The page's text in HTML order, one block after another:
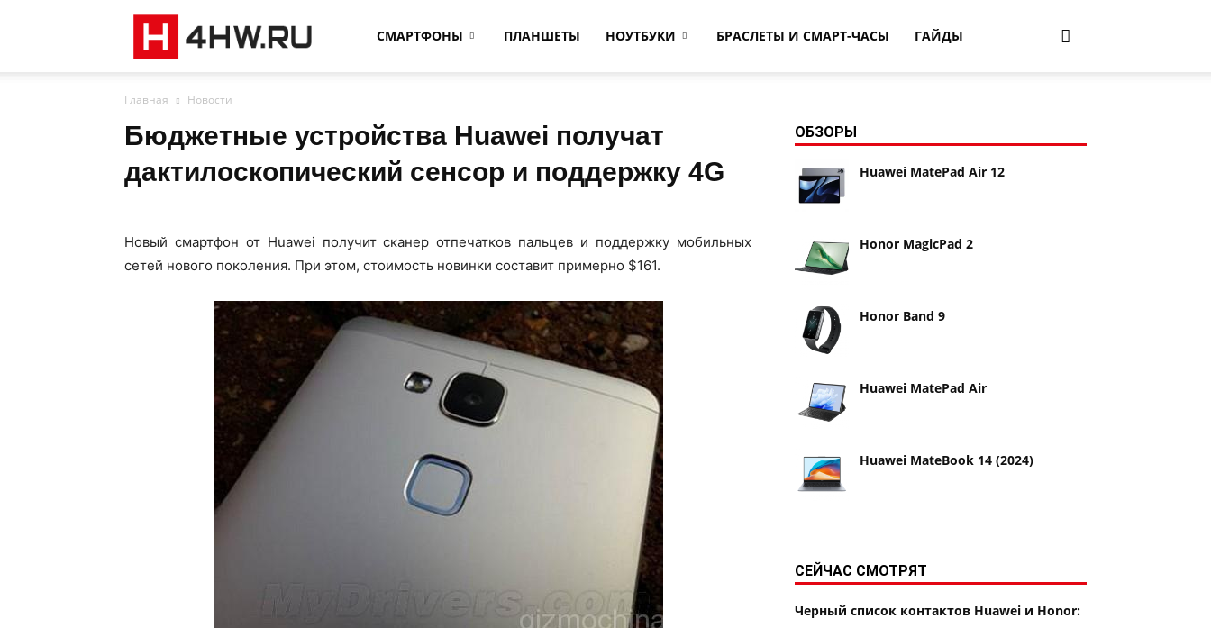
СМАРТФОНЫ ПЛАНШЕТЫ НОУТБУКИ БРАСЛЕТЫ И СМАРТ-ЧАСЫ ГАЙДЫ
Главная Новости
Бюджетные устройства Huawei получат
дактилоскопический сенсор и поддержку 4G
Новый смартфон от Huawei получит сканер отпечатков пальцев и поддержку мобильных
сетей нового поколения. При этом, стоимость новинки составит примерно $161.
ОБЗОРЫ
Huawei MatePad Air 12
Honor MagicPad 2
Honor Band 9
Huawei MatePad Air
Huawei MateBook 14 (2024)
СЕЙЧАС СМОТРЯТ
Черный список контактов Huawei и Honor: